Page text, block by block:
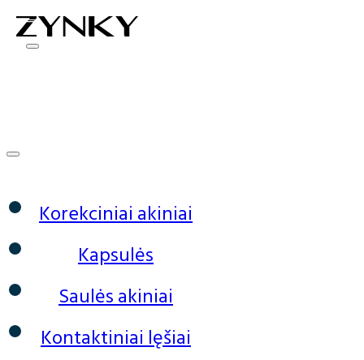
0
Korekciniai akiniai
Kapsulės
Saulės akiniai
Kontaktiniai lęšiai